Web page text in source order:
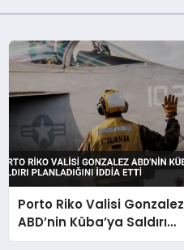
Porto Riko Valisi Gonzalez
ABD’nin Küba’ya Saldırı
Planladığını İddia Etti